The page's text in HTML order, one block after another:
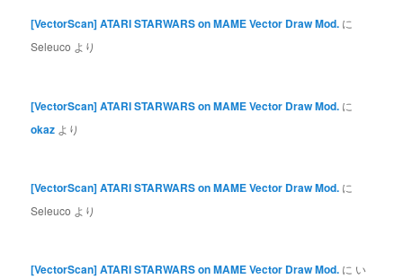
[VectorScan] ATARI STARWARS on MAME Vector Draw Mod. に
Seleuco より
[VectorScan] ATARI STARWARS on MAME Vector Draw Mod. に
okaz より
[VectorScan] ATARI STARWARS on MAME Vector Draw Mod. に
Seleuco より
[VectorScan] ATARI STARWARS on MAME Vector Draw Mod. に い